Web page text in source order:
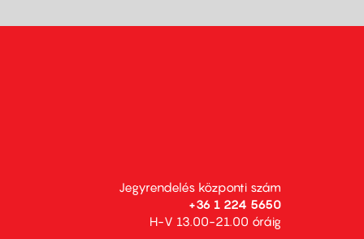
Jegyrendelés központi szám
+36 1 224 5650
H-V 13.00-21.00 óráig